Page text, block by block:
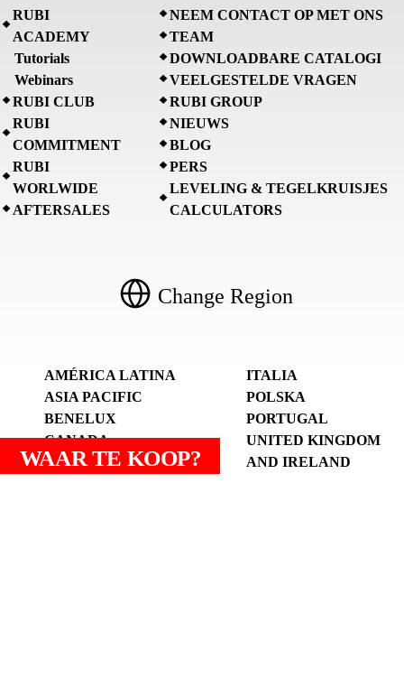
WAAR TE KOOP?
RUBI
ACADEMY
Tutorials
Webinars
RUBI CLUB
RUBI
COMMITMENT
RUBI
WORLWIDE
AFTERSALES
NEEM CONTACT OP MET ONS
TEAM
DOWNLOADBARE CATALOGI
VEELGESTELDE VRAGEN
RUBI GROUP
NIEUWS
BLOG
PERS
LEVELING & TEGELKRUISJES
CALCULATORS
Change Region
AMÉRICA LATINA
ASIA PACIFIC
BENELUX
CANADA
DEUTSCHLAND
ITALIA
POLSKA
PORTUGAL
UNITED KINGDOM
AND IRELAND